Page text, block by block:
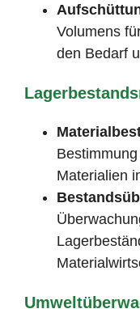
Volumens
den Bedarf
Materialien